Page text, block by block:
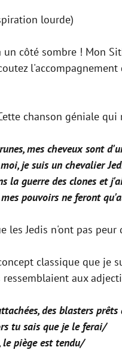
lourde)
un côté sombre ! Mon
chanson géniale
mes cheveux sont
je suis un chevalier
la guerre des clones et
pouvoirs ne feront
les Jedis n'ont pas
classique que je
aux
des blasters
tu sais que je le ferai/
le piège est tendu/